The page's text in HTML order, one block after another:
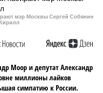
мэр Москвы Сергей Собянин
Моор и депутат Александр
миллионы лайков
симпатию к России.